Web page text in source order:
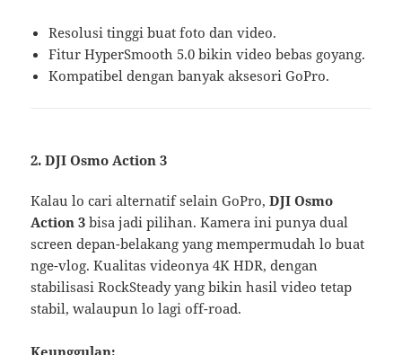
Resolusi tinggi buat foto dan video.
Fitur HyperSmooth 5.0 bikin video bebas goyang.
Kompatibel dengan banyak aksesori GoPro.
2.DJI Osmo Action 3
Kalau lo cari alternatif selain GoPro,DJI Osmo
Action 3 bisa jadi pilihan. Kamera ini punya dual
screen depan-belakang yang mempermudah lo buat
nge-vlog. Kualitas videonya 4K HDR, dengan
stabilisasi RockSteady yang bikin hasil video tetap
stabil, walaupun lo lagi off-road.